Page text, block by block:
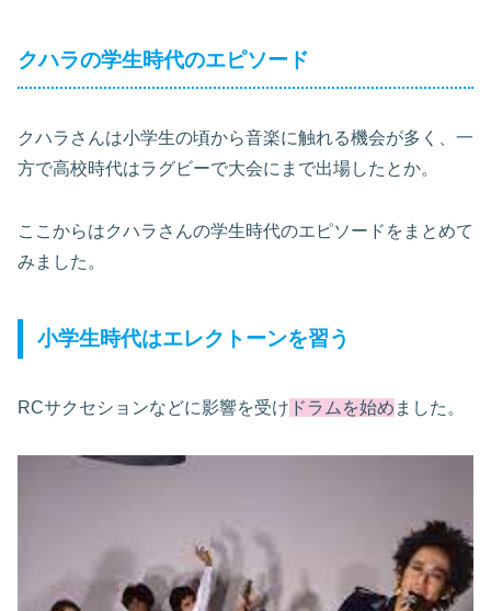
クハラの学生時代のエピソード
クハラさんは小学生の頃から音楽に触れる機会が多く、一
方で高校時代はラグビーで大会にまで出場したとか。
ここからはクハラさんの学生時代のエピソードをまとめて
みました。
小学生時代はエレクトーンを習う
RCサクセションなどに影響を受け ドラムを始め ました。